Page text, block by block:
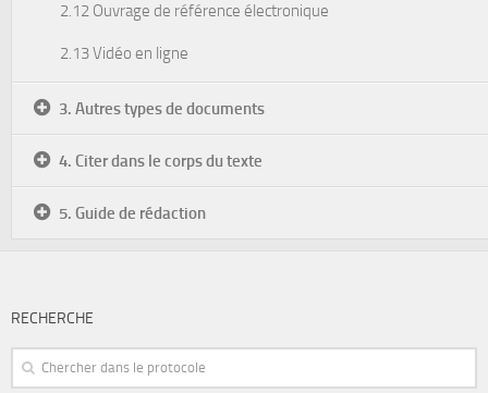
2.12 Ouvrage de référence électronique
2.13 Vidéo en ligne
3. Autres types de documents
4. Citer dans le corps du texte
5. Guide de rédaction
RECHERCHE